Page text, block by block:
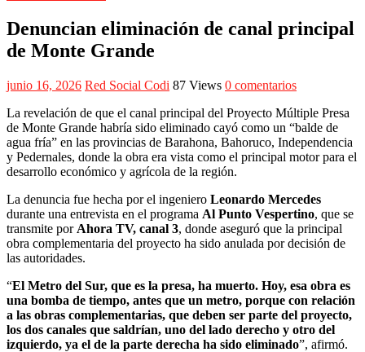
Denuncian eliminación de canal principal
de Monte Grande
junio 16, 2026 Red Social Codi 87 Views 0 comentarios
La revelación de que el canal principal del Proyecto Múltiple Presa
de Monte Grande habría sido eliminado cayó como un “balde de
agua fría” en las provincias de Barahona, Bahoruco, Independencia
y Pedernales, donde la obra era vista como el principal motor para el
desarrollo económico y agrícola de la región.
La denuncia fue hecha por el ingeniero Leonardo Mercedes
durante una entrevista en el programa Al Punto Vespertino, que se
transmite por Ahora TV, canal 3, donde aseguró que la principal
obra complementaria del proyecto ha sido anulada por decisión de
las autoridades.
“El Metro del Sur, que es la presa, ha muerto. Hoy, esa obra es
una bomba de tiempo, antes que un metro, porque con relación
a las obras complementarias, que deben ser parte del proyecto,
los dos canales que saldrían, uno del lado derecho y otro del
izquierdo, ya el de la parte derecha ha sido eliminado”, afirmó.